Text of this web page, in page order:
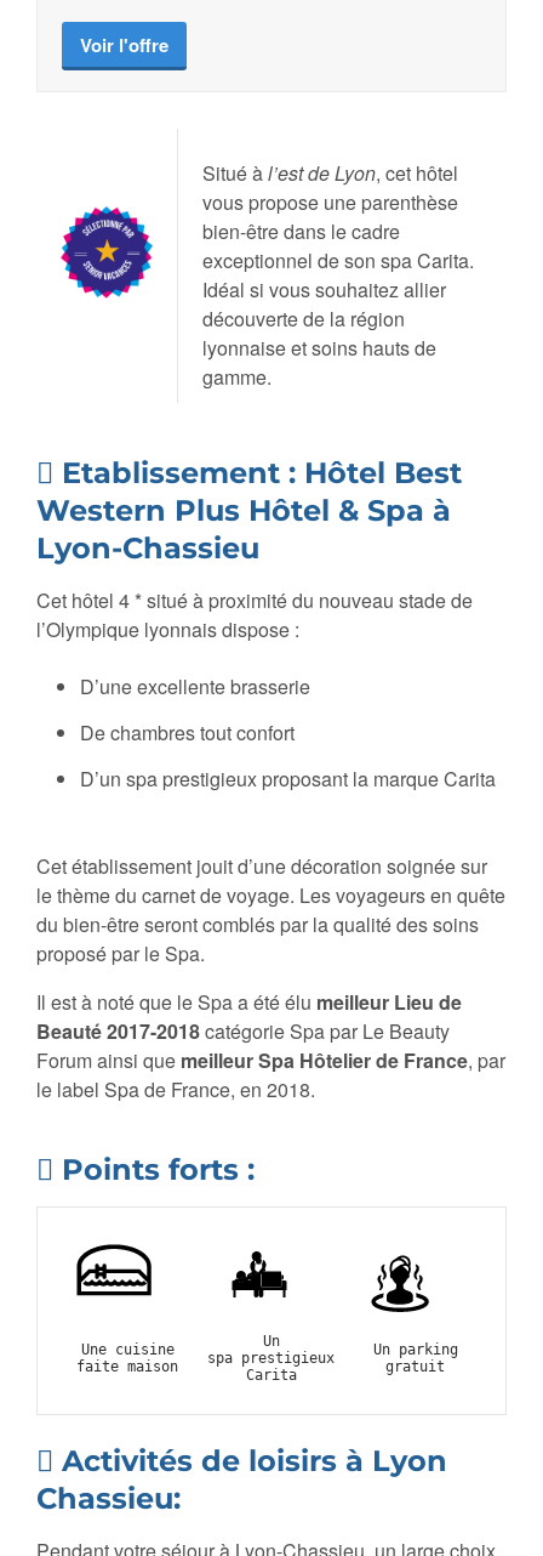
Voir l'offre
Situé àl’est de Lyon, cet hôtel
vous propose une parenthèse
bien-être dans le cadre
exceptionnel de son spa Carita.
Idéal si vous souhaitez allier
découverte de la région
lyonnaise et soins hauts de
gamme.
Etablissement : Hôtel Best
Western Plus Hôtel & Spa à
Lyon-Chassieu
Cet hôtel 4 * situé à proximité du nouveau stade de
l’Olympique lyonnais dispose :
D’une excellente brasserie
De chambres tout confort
D’un spa prestigieux proposant la marque Carita
Cet établissement jouit d’une décoration soignée sur
le thème du carnet de voyage. Les voyageurs en quête
du bien-être seront comblés par la qualité des soins
proposé par le Spa.
Il est à noté que le Spa a été élu meilleur Lieu de
Beauté 2017-2018catégorie Spa par Le Beauty
Forum ainsi que meilleur Spa Hôtelier de France, par
le label Spa de France, en 2018.
Points forts :
Une cuisine
faite maison
Un
spa prestigieux
Carita
Un parking
gratuit
Activités de loisirs à Lyon
Chassieu: